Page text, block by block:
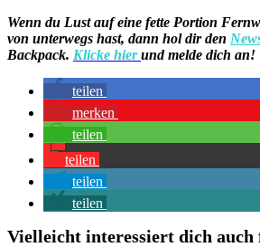
Wenn du Lust auf eine fette Portion
von unterwegs hast, dann hol dir den
Backpack. Klicke hier und melde dich an!
teilen
merken
teilen
teilen
teilen
teilen
Vielleicht interessiert dich auch